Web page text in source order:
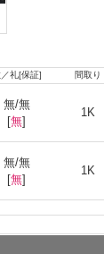
礼[保証] 間取り
無/無
[無]
1K
無/無
[無]
1K